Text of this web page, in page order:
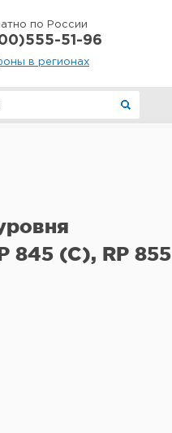
по России
51-96
в регионах
845 (C), RP 855